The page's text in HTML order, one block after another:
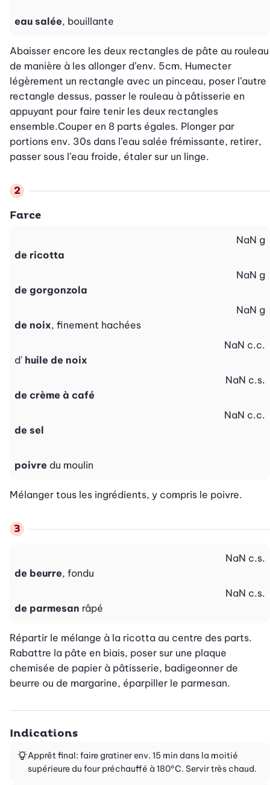
eau salée, bouillante
Abaisser encore les deux rectangles de pâte au rouleau
de manière à les allonger d’env. 5cm. Humecter
légèrement un rectangle avec un pinceau, poser l’autre
rectangle dessus, passer le rouleau à pâtisserie en
appuyant pour faire tenir les deux rectangles
ensemble.Couper en 8 parts égales. Plonger par
portions env. 30s dans l’eau salée frémissante, retirer,
passer sous l’eau froide, étaler sur un linge.
Farce
de ricotta
NaN g
de gorgonzola
NaN g
de noix, finement hachées
NaN g
d' huile de noix
NaN c.c.
de crème à café
NaN c.s.
de sel
NaN c.c.
poivre du moulin
Mélanger tous les ingrédients, y compris le poivre.
de beurre, fondu
NaN c.s.
de parmesan râpé
NaN c.s.
Répartir le mélange à la ricotta au centre des parts.
Rabattre la pâte en biais, poser sur une plaque
chemisée de papier à pâtisserie, badigeonner de
beurre ou de margarine, éparpiller le parmesan.
Indications
Apprêt final: faire gratiner env. 15 min dans la moitié
supérieure du four préchauffé à 180°C. Servir très chaud.